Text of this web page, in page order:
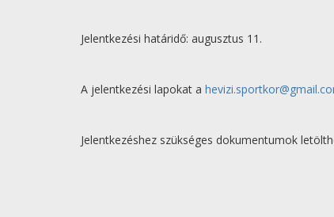
Jelentkezési határidő: augusztus 11.
A jelentkezési lapokat a
Jelentkezéshez szükséges dokumentumok